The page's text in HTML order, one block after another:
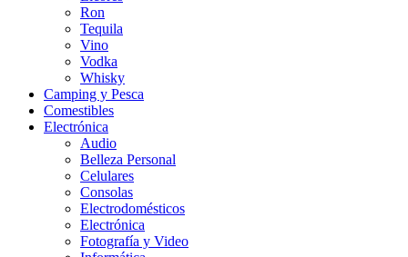
Ron
Tequila
Vino
Vodka
Whisky
Camping y Pesca
Comestibles
Electrónica
Audio
Belleza Personal
Celulares
Consolas
Electrodomésticos
Electrónica
Fotografía y Video